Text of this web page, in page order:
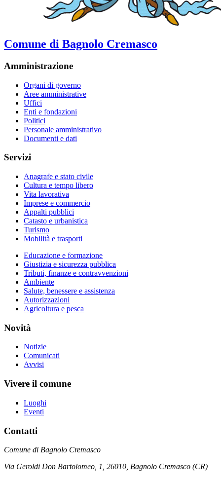
Comune di Bagnolo Cremasco
Amministrazione
Organi di governo
Aree amministrative
Uffici
Enti e fondazioni
Politici
Personale amministrativo
Documenti e dati
Servizi
Anagrafe e stato civile
Cultura e tempo libero
Vita lavorativa
Imprese e commercio
Appalti pubblici
Catasto e urbanistica
Turismo
Mobilità e trasporti
Educazione e formazione
Giustizia e sicurezza pubblica
Tributi, finanze e contravvenzioni
Ambiente
Salute, benessere e assistenza
Autorizzazioni
Agricoltura e pesca
Novità
Notizie
Comunicati
Avvisi
Vivere il comune
Luoghi
Eventi
Contatti
Comune di Bagnolo Cremasco
Via Geroldi Don Bartolomeo, 1, 26010, Bagnolo Cremasco (CR)